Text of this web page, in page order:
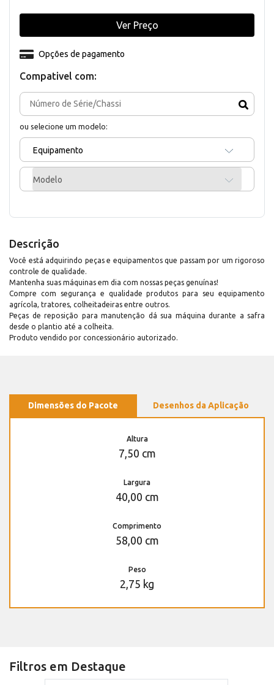
Compativel com:
ou selecione um modelo:
Equipamento
Modelo
Opções de pagamento
Ver Preço
Descrição
Você está adquirindo peças e equipamentos que passam por um rigoroso
controle de qualidade.
Mantenha suas máquinas em dia com nossas peças genuínas!
Compre com segurança e qualidade produtos para seu equipamento
agrícola, tratores, colheitadeiras entre outros.
Peças de reposição para manutenção dá sua máquina durante a safra
desde o plantio até a colheita.
Produto vendido por concessionário autorizado.
Dimensões do Pacote Desenhos da Aplicação
Altura
7,50 cm
Largura
40,00 cm
Comprimento
58,00 cm
Peso
2,75 kg
Filtros em Destaque